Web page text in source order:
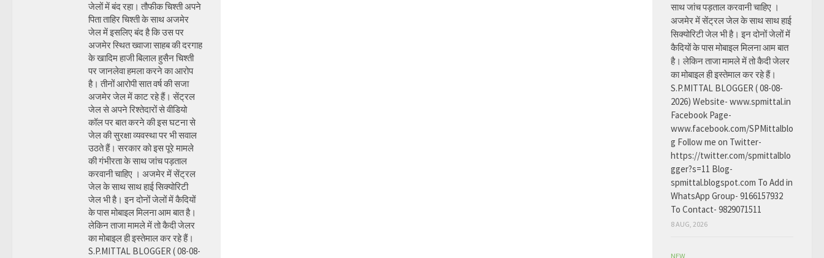
जेलों में बंद रहा। तौफीक चिश्ती अपने
पिता ताहिर चिश्ती के साथ अजमेर
जेल में इसलिए बंद है कि उस पर
अजमेर स्थित ख्वाजा साहब की दरगाह
के खादिम हाजी बिलाल हुसैन चिश्ती
पर जानलेवा हमला करने का आरोप
है। तीनों आरोपी सात वर्ष की सजा
अजमेर जेल में काट रहे हैं। सेंट्रल
जेल से अपने रिश्तेदारों से वीडियो
कॉल पर बात करने की इस घटना से
जेल की सुरक्षा व्यवस्था पर भी सवाल
उठते हैं। सरकार को इस पूरे मामले
की गंभीरता के साथ जांच पड़ताल
करवानी चाहिए । अजमेर में सेंट्रल
जेल के साथ साथ हाई सिक्योरिटी
जेल भी है। इन दोनों जेलों में कैदियों
के पास मोबाइल मिलना आम बात है।
लेकिन ताजा मामले में तो कैदी जेलर
का मोबाइल ही इस्तेमाल कर रहे हैं।
S.P.MITTAL BLOGGER ( 08-08-
साथ जांच पड़ताल करवानी चाहिए ।
अजमेर में सेंट्रल जेल के साथ साथ हाई
सिक्योरिटी जेल भी है। इन दोनों जेलों में
कैदियों के पास मोबाइल मिलना आम बात
है। लेकिन ताजा मामले में तो कैदी जेलर
का मोबाइल ही इस्तेमाल कर रहे हैं।
S.P.MITTAL BLOGGER ( 08-08-
2026) Website- www.spmittal.in
Facebook Page-
www.facebook.com/SPMittalblo
g Follow me on Twitter-
https://twitter.com/spmittalblo
gger?s=11 Blog-
spmittal.blogspot.com To Add in
WhatsApp Group- 9166157932
To Contact- 9829071511
8 AUG, 2026
NEW